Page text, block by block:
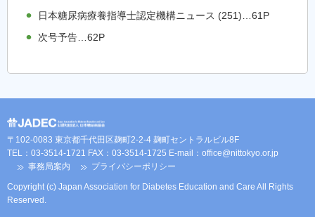
日本糖尿病療養指導士認定機構ニュース (251)…61P
次号予告…62P
〒102-0083 東京都千代田区麹町2-2-4 麹町セントラルビル8F
TEL：03-3514-1721 FAX：03-3514-1725 E-mail： office@nittokyo.or.jp
事務局案内
プライバシーポリシー
Copyright (c) Japan Association for Diabetes Education and Care All Rights
Reserved.